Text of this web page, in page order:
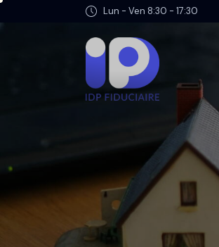
Lun - Ven 8:30 - 17:30